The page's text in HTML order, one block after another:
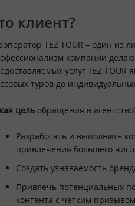
клиент?
TEZ TOUR – один из
компании
услуг TEZ
туров до
цель обращения в
Разработать и выполнить
привлечения большего
Создать узнаваемость
Привлечь потенциальных
контента с четким